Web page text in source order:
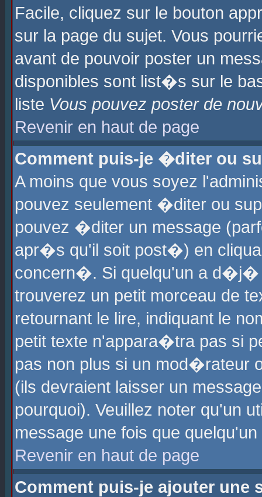
Facile, cliquez sur le bouton
sur la page du sujet. Vous
avant de pouvoir poster un
disponibles sont list�s sur le
liste Vous pouvez poster de
Revenir en haut de page
Comment puis-je �diter ou
A moins que vous soyez
pouvez seulement �diter ou
pouvez �diter un message
apr�s qu'il soit post�) en
concern�. Si quelqu'un a
trouverez un petit morceau de
retournant le lire, indiquant le
petit texte n'appara�tra pas si
pas non plus si un mod�rateur
(ils devraient laisser un
pourquoi). Veuillez noter qu'un
message une fois que
Revenir en haut de page
Comment puis-je ajouter une